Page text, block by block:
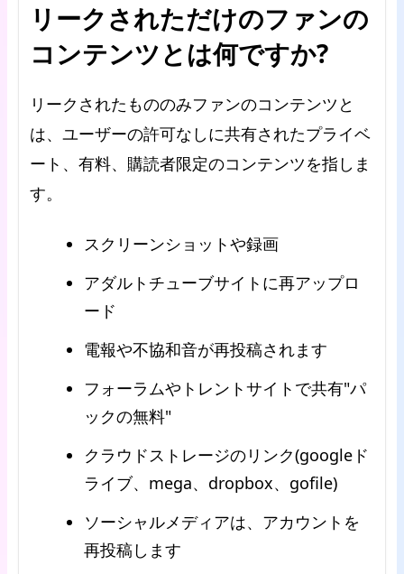
リークされただけのファンの
コンテンツとは何ですか?
リークされたもののみファンのコンテンツと
は、ユーザーの許可なしに共有されたプライベ
ート、有料、購読者限定のコンテンツを指しま
す。
スクリーンショットや録画
アダルトチューブサイトに再アップロ
ード
電報や不協和音が再投稿されます
フォーラムやトレントサイトで共有"パ
ックの無料"
クラウドストレージのリンク(googleド
ライブ、mega、dropbox、gofile)
ソーシャルメディアは、アカウントを
再投稿します